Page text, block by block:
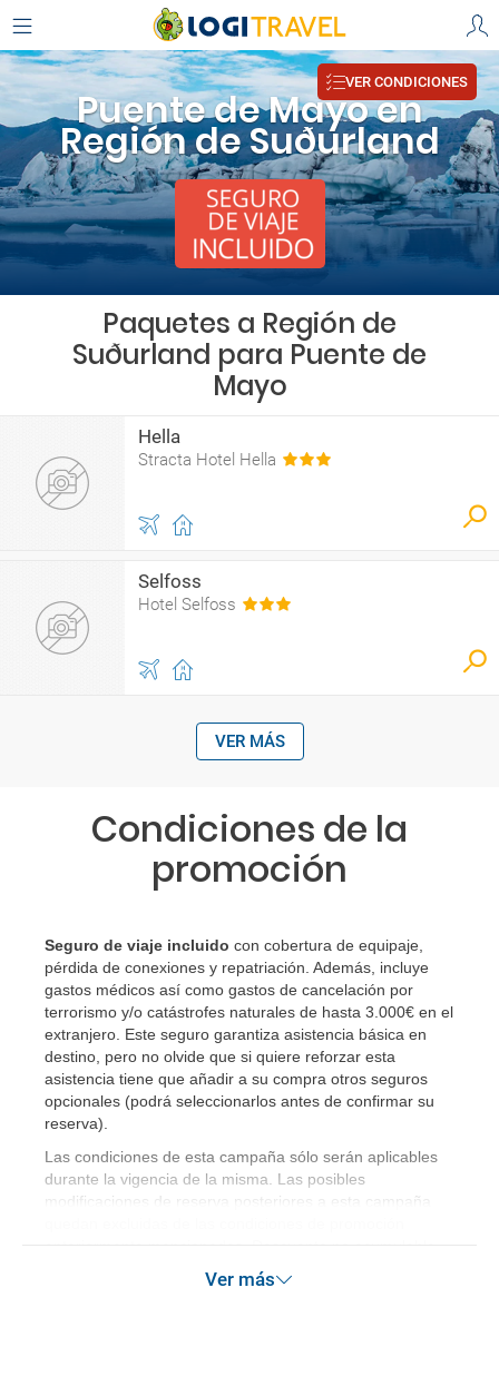
Puente de Mayo en
Región de Suðurland
VER CONDICIONES
Paquetes a Región de
Suðurland para Puente de
Mayo
Hella
Stracta Hotel Hella
Selfoss
Hotel Selfoss
VER MÁS
Condiciones de la
promoción
Seguro de viaje incluido con cobertura de equipaje,
pérdida de conexiones y repatriación. Además, incluye
gastos médicos así como gastos de cancelación por
terrorismo y/o catástrofes naturales de hasta 3.000€ en el
extranjero. Este seguro garantiza asistencia básica en
destino, pero no olvide que si quiere reforzar esta
asistencia tiene que añadir a su compra otros seguros
opcionales (podrá seleccionarlos antes de confirmar su
reserva)
Las condiciones de esta campaña sólo serán aplicables
durante la vigencia de la misma. Las posibles
modificaciones de reserva posteriores a esta campaña
Ver más